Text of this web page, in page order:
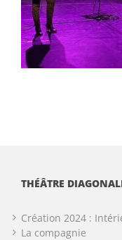
THÉÂTRE
Création 2024 :
La compagnie